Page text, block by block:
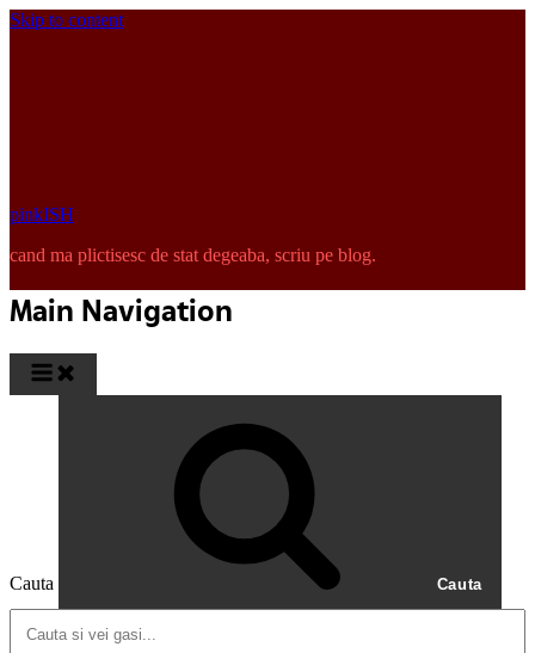
Skip to content
pinkISH
cand ma plictisesc de stat degeaba, scriu pe blog.
Main Navigation
Cauta Cauta